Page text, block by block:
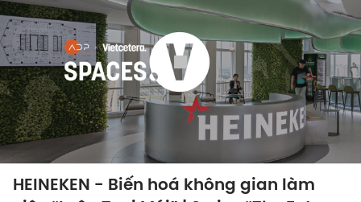
HEINEKEN - Biến hoá không gian làm